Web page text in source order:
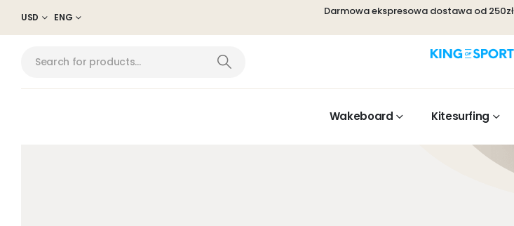
USD ENG Darmowa ekspresowa dostawa od 250zł
Wakeboard Kitesurfing